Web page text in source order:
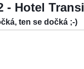
- Hotel
ten se dočká ;-)